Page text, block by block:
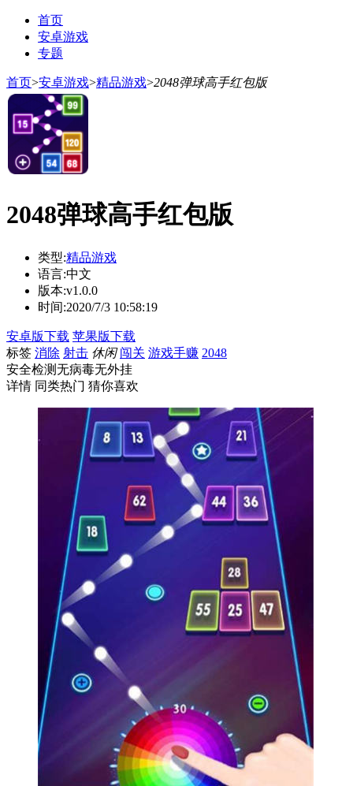
首页
安卓游戏
专题
首页>安卓游戏>精品游戏>2048弹球高手红包版
2048弹球高手红包版
类型:精品游戏
语言:中文
版本:v1.0.0
时间:2020/7/3 10:58:19
安卓版下载 苹果版下载
标签 消除 射击 休闲 闯关 游戏手赚 2048
安全检测无病毒无外挂
详情 同类热门 猜你喜欢